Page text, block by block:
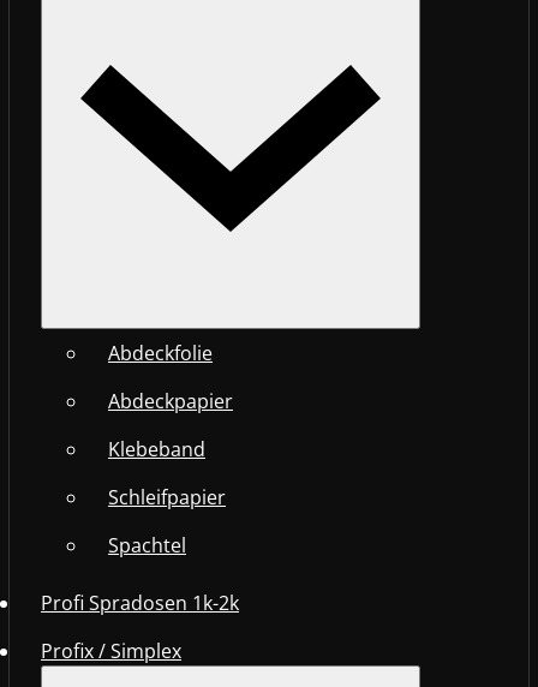
Abdeckfolie
Abdeckpapier
Klebeband
Schleifpapier
Spachtel
Profi Spradosen 1k-2k
Profix / Simplex